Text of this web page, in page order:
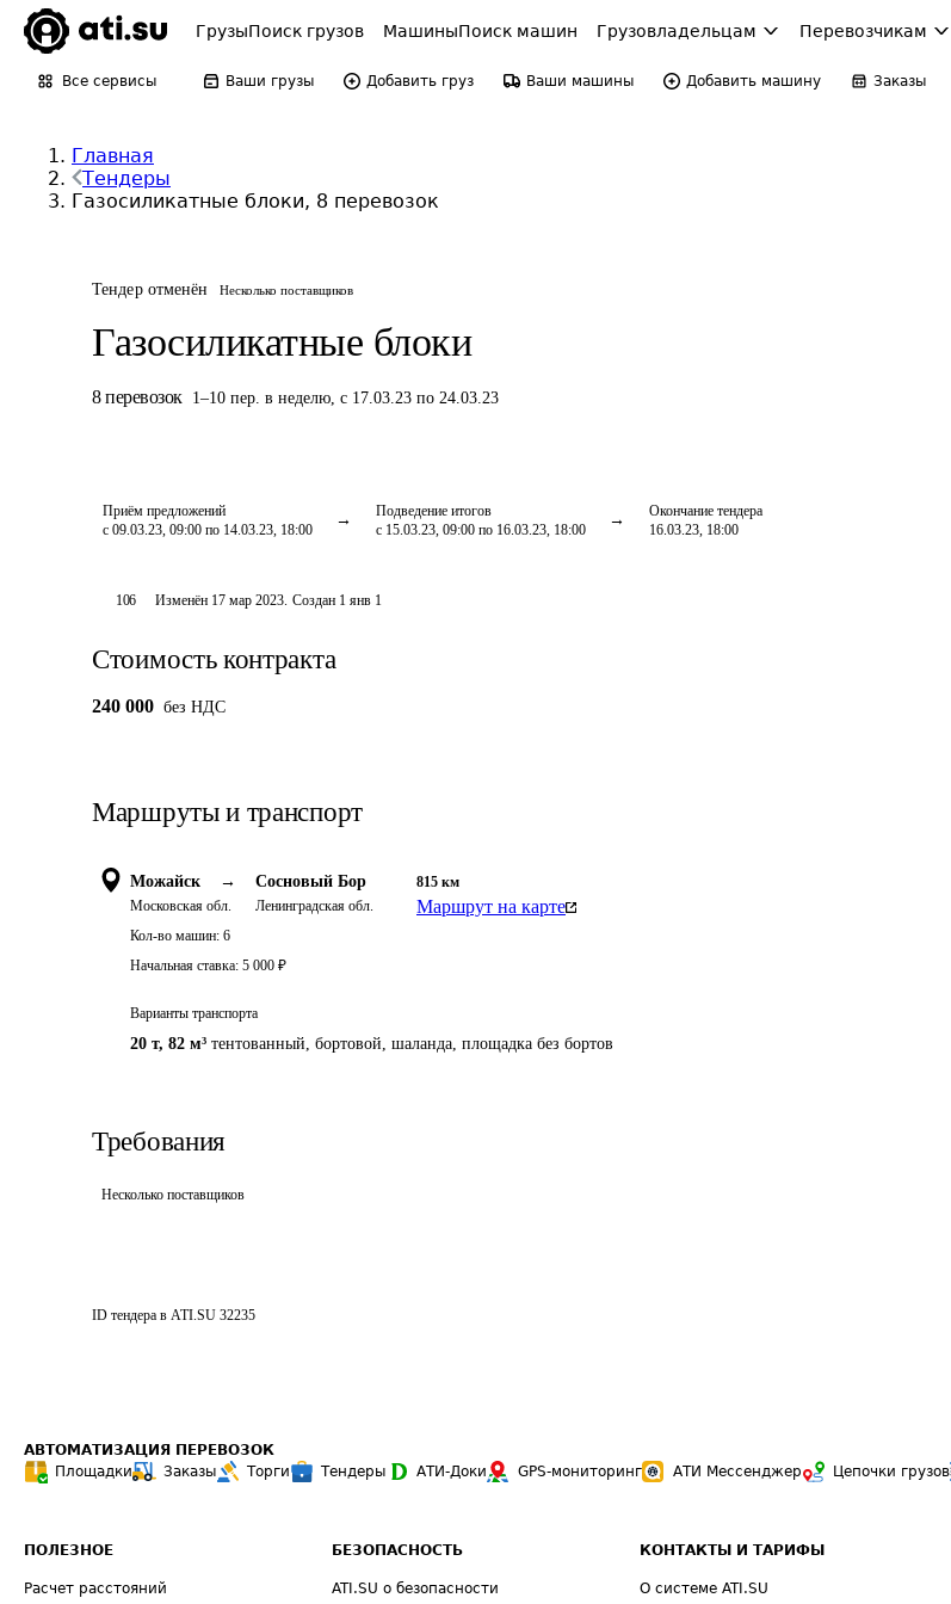
ГрузыПоиск грузов МашиныПоиск машин Грузовладельцам Перевозчикам
Все сервисы Ваши грузы Добавить груз Ваши машины Добавить машину Заказы
Главная
Тендеры
Газосиликатные блоки, 8 перевозок
Тендер отменён Несколько поставщиков
Газосиликатные блоки
8 перевозок 1–10 пер. в неделю, с 17.03.23 по 24.03.23
Приём предложений
с 09.03.23, 09:00 по 14.03.23, 18:00
Подведение итогов
с 15.03.23, 09:00 по 16.03.23, 18:00
Окончание тендера
16.03.23, 18:00
106 Изменён 17 мар 2023. Создан 1 янв 1
Стоимость контракта
240 000 без НДС
Маршруты и транспорт
Можайск →
Московская обл.
Сосновый Бор
Ленинградская обл.
815 км
Маршрут на карте
Кол-во машин: 6
Начальная ставка: 5 000 ₽
Варианты транспорта
20 т, 82 м³ тентованный, бортовой, шаланда, площадка без бортов
Требования
Несколько поставщиков
ID тендера в ATI.SU 32235
АВТОМАТИЗАЦИЯ ПЕРЕВОЗОК
Площадки
Заказы Торги Тендеры АТИ-Доки GPS-мониторинг АТИ Мессенджер Цепочки грузов
ПОЛЕЗНОЕ
Расчет расстояний
БЕЗОПАСНОСТЬ
ATI.SU о безопасности
КОНТАКТЫ И ТАРИФЫ
О системе ATI.SU